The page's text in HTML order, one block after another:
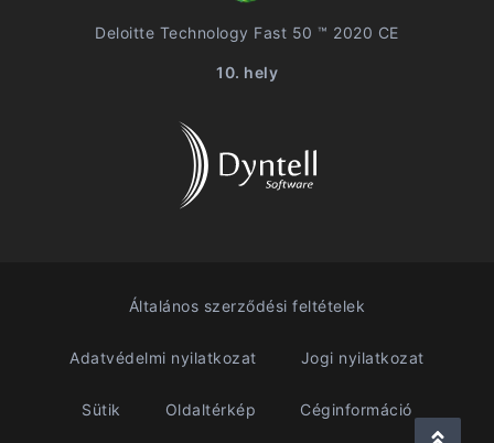
Deloitte Technology Fast 50 ™ 2020 CE
10. hely
Általános szerződési feltételek
Adatvédelmi nyilatkozat Jogi nyilatkozat
Sütik Oldaltérkép Céginformáció